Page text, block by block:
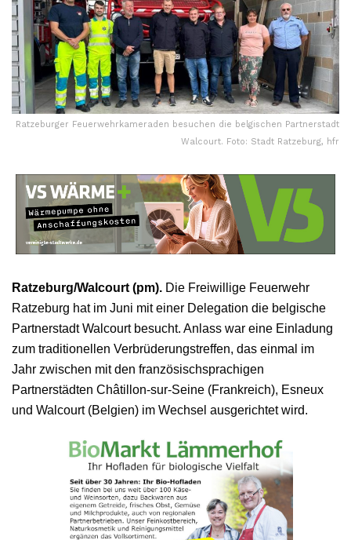
Ratzeburger Feuerwehrkameraden besuchen die belgischen Partnerstadt
Walcourt. Foto: Stadt Ratzeburg, hfr
Ratzeburg/Walcourt (pm). Die Freiwillige Feuerwehr
Ratzeburg hat im Juni mit einer Delegation die belgische
Partnerstadt Walcourt besucht. Anlass war eine Einladung
zum traditionellen Verbrüderungstreffen, das einmal im
Jahr zwischen mit den französischsprachigen
Partnerstädten Châtillon-sur-Seine (Frankreich), Esneux
und Walcourt (Belgien) im Wechsel ausgerichtet wird.